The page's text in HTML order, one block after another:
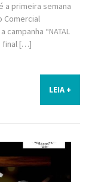
a primeira semana
Comercial
“NATAL
final […]
LEIA +